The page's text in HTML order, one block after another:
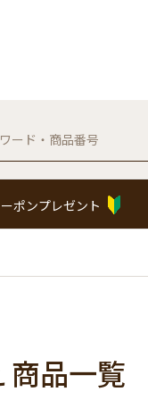
ポンプレゼント
商品一覧